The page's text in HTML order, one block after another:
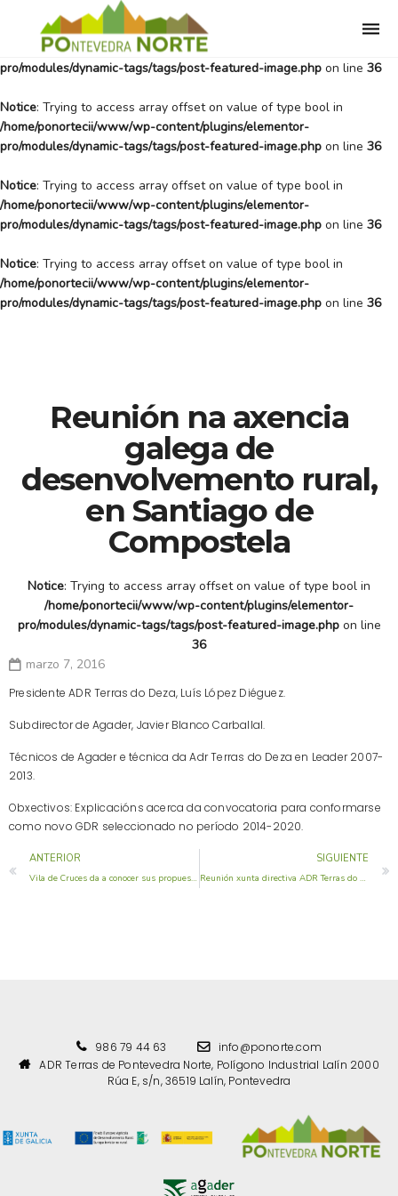
: Trying to access array offset on value of type bool in
/home/ponortecii/www/wp-content/plugins/elementor-
pro/modules/dynamic-tags/tags/post-featured-image.php on line 36
Notice: Trying to access array offset on value of type bool in
/home/ponortecii/www/wp-content/plugins/elementor-
pro/modules/dynamic-tags/tags/post-featured-image.php on line 36
Notice: Trying to access array offset on value of type bool in
/home/ponortecii/www/wp-content/plugins/elementor-
pro/modules/dynamic-tags/tags/post-featured-image.php on line 36
Notice: Trying to access array offset on value of type bool in
/home/ponortecii/www/wp-content/plugins/elementor-
pro/modules/dynamic-tags/tags/post-featured-image.php on line 36
Reunión na axencia
galega de
desenvolvemento rural,
en Santiago de
Compostela
Notice: Trying to access array offset on value of type bool in
/home/ponortecii/www/wp-content/plugins/elementor-
pro/modules/dynamic-tags/tags/post-featured-image.phpon line
36
marzo 7, 2016
Presidente ADR Terras do Deza, Luís López Diéguez.
Subdirector de Agader, Javier Blanco Carballal.
Técnicos de Agader e técnica da Adr Terras do Deza en Leader 2007-
2013.
Obxectivos: Explicacións acerca da convocatoria para conformarse
como novo GDR seleccionado no período 2014-2020.
ANTERIOR
Vila de Cruces da a conocer sus propuestas para el plan Leader. Prevé un centro de mayores y un gimnasio junto a la residencia. Convertirá la casa escuela de Larazo en un aula de formación.
SIGUIENTE
Reunión xunta directiva ADR Terras do Deza.
986 79 44 63
info@ponorte.com
ADR Terras de Pontevedra Norte, Polígono Industrial Lalín 2000
Rúa E, s/n, 36519 Lalín, Pontevedra